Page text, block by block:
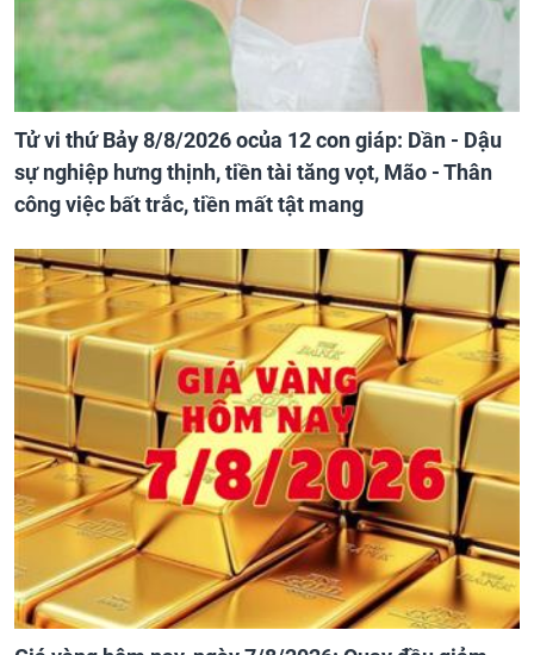
Tử vi thứ Bảy 8/8/2026 ocủa 12 con giáp: Dần - Dậu
sự nghiệp hưng thịnh, tiền tài tăng vọt, Mão - Thân
công việc bất trắc, tiền mất tật mang